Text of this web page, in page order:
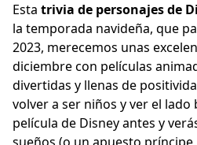
Esta trivia de personajes de
la temporada navideña, que
2023, merecemos unas
diciembre con películas
divertidas y llenas de
volver a ser niños y ver el
película de Disney antes y